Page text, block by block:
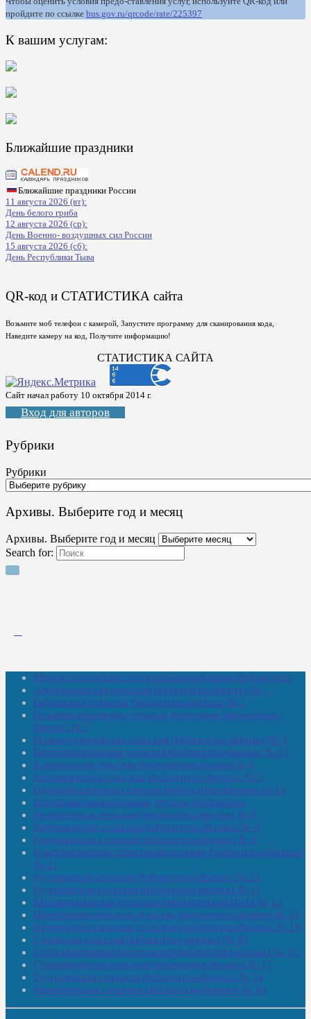
пройдите по ссылке bus.gov.ru/qrcode/rate/225397
К вашим услугам:
Ближайшие праздники
Ближайшие праздники России
11 августа 2026 (вт):
День белого гриба
12 августа 2026 (ср):
День Военно- воздушных сил России
15 августа 2026 (сб):
День Республики Тыва
QR-код и СТАТИСТИКА сайта
Возьмите моб телефон с камерой, Запустите программу для сканирования кода,
Наведите камеру на код, Получите информацию!
СТАТИСТИКА САЙТА
Сайт начал работу 10 октября 2014 г.
Вход для авторов
Рубрики
Рубрики
Архивы. Выберите год и месяц
Архивы. Выберите год и месяц
Search for:
Межпоселенческая центральная районная библиотека
Амзибашевская сельская библиотека-филиал № 1
Бабаевская сельская библиотека-филиал № 2
Большекачаковская сельская модельная библиотека-
филиал № 7
Большекуразовская сельская библиотека-филиал № 3
Верхнетыхтемская сельская библиотека-филиал № 15
Калегинская сельская библиотека-филиал № 6
Калмашевская сельская библиотека-филиал № 5
Калмиябашевская сельская библиотека-филиал № 13
Калтасинская модельная детская библиотека
Кельтеевская сельская библиотека-филиал № 8
Киебаковская сельская библиотека-филиал № 9
Кокушевская сельская библиотека-филиал № 4
Краснохолмская сельская модельная библиотека-филиал
№ 21
Кутеремская сельская библиотека-филиал № 22
Кучашевская сельская библиотека-филиал № 11
Малокачаковская сельская библиотека-филиал № 12
Нижнекачмашевская сельская библиотека-филиал № 14
Новокильбахтинская сельская библиотека-филиал № 19
Сазовская сельская библиотека-филиал № 20
Староорьебашевская сельская библиотека-филиал № 16
Старояшевская сельская библиотека-филиал № 17
Тюльдинская сельская библиотека-филиал № 18
Чилибеевская сельская библиотека-филиал № 10